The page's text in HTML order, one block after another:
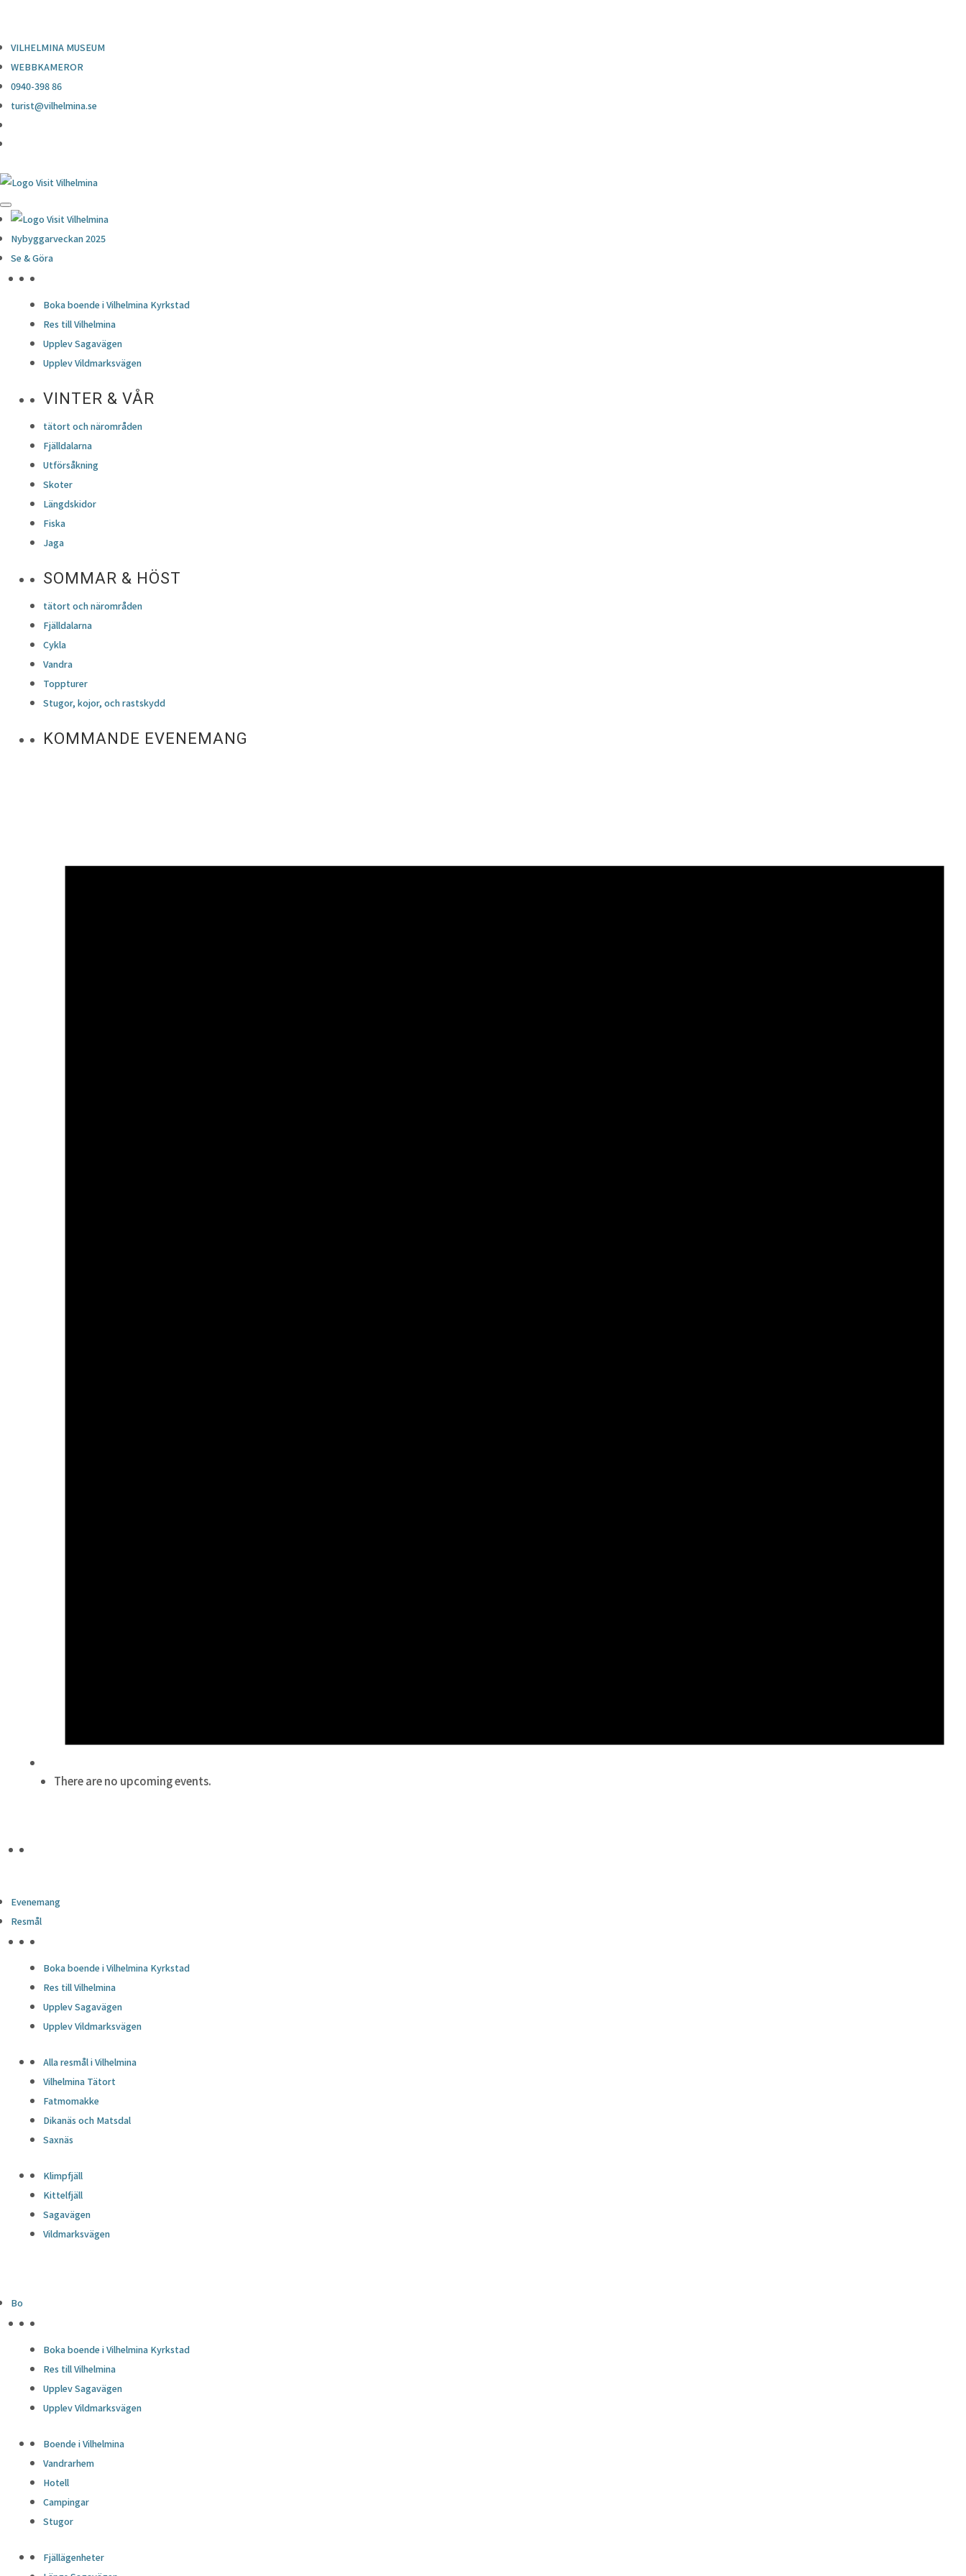
VILHELMINA MUSEUM
WEBBKAMEROR
0940-398 86
turist@vilhelmina.se
Nybyggarveckan 2025
Se & Göra
Boka boende i Vilhelmina Kyrkstad
Res till Vilhelmina
Upplev Sagavägen
Upplev Vildmarksvägen
VINTER & VÅR
tätort och närområden
Fjälldalarna
Utförsåkning
Skoter
Längdskidor
Fiska
Jaga
SOMMAR & HÖST
tätort och närområden
Fjälldalarna
Cykla
Vandra
Toppturer
Stugor, kojor, och rastskydd
KOMMANDE EVENEMANG
There are no upcoming events.
Evenemang
Resmål
Boka boende i Vilhelmina Kyrkstad
Res till Vilhelmina
Upplev Sagavägen
Upplev Vildmarksvägen
Alla resmål i Vilhelmina
Vilhelmina Tätort
Fatmomakke
Dikanäs och Matsdal
Saxnäs
Klimpfjäll
Kittelfjäll
Sagavägen
Vildmarksvägen
Bo
Boka boende i Vilhelmina Kyrkstad
Res till Vilhelmina
Upplev Sagavägen
Upplev Vildmarksvägen
Boende i Vilhelmina
Vandrarhem
Hotell
Campingar
Stugor
Fjällägenheter